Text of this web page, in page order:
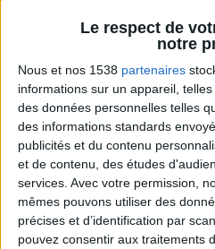
Le respect de
notre
Nous et nos 1538 partenaires
informations sur un appareil,
des données personnelles telles
des informations standards
publicités et du contenu
et de contenu, des études
services. Avec votre permission,
mêmes pouvons utiliser des
précises et d’identification par
pouvez consentir aux traitements
8:28 Cette semaine, j'ai
même beaucoup. Que
10:04 Ça fait 2 semaines
du poids, j'arrive plus à
anti-inflammatoires
11:37 Est-ce que les
(pas sans sucre ajouté)
(raisonnablement) permis
13:39 Comment
évidemment sans matière
et eau) ?
15:14 Pour midi un
carrefour ça remplace